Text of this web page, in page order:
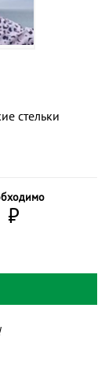
стельки
⃏